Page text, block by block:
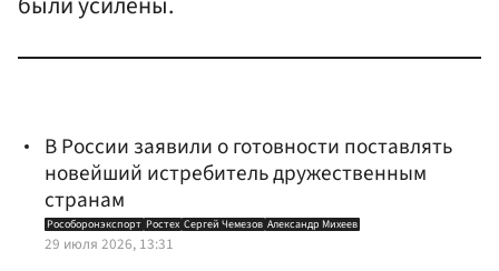
В России заявили о готовности поставлять
новейший истребитель дружественным
странам
Рособоронэкспорт Ростех Сергей Чемезов Александр Михеев
29 июля 2026, 13:31